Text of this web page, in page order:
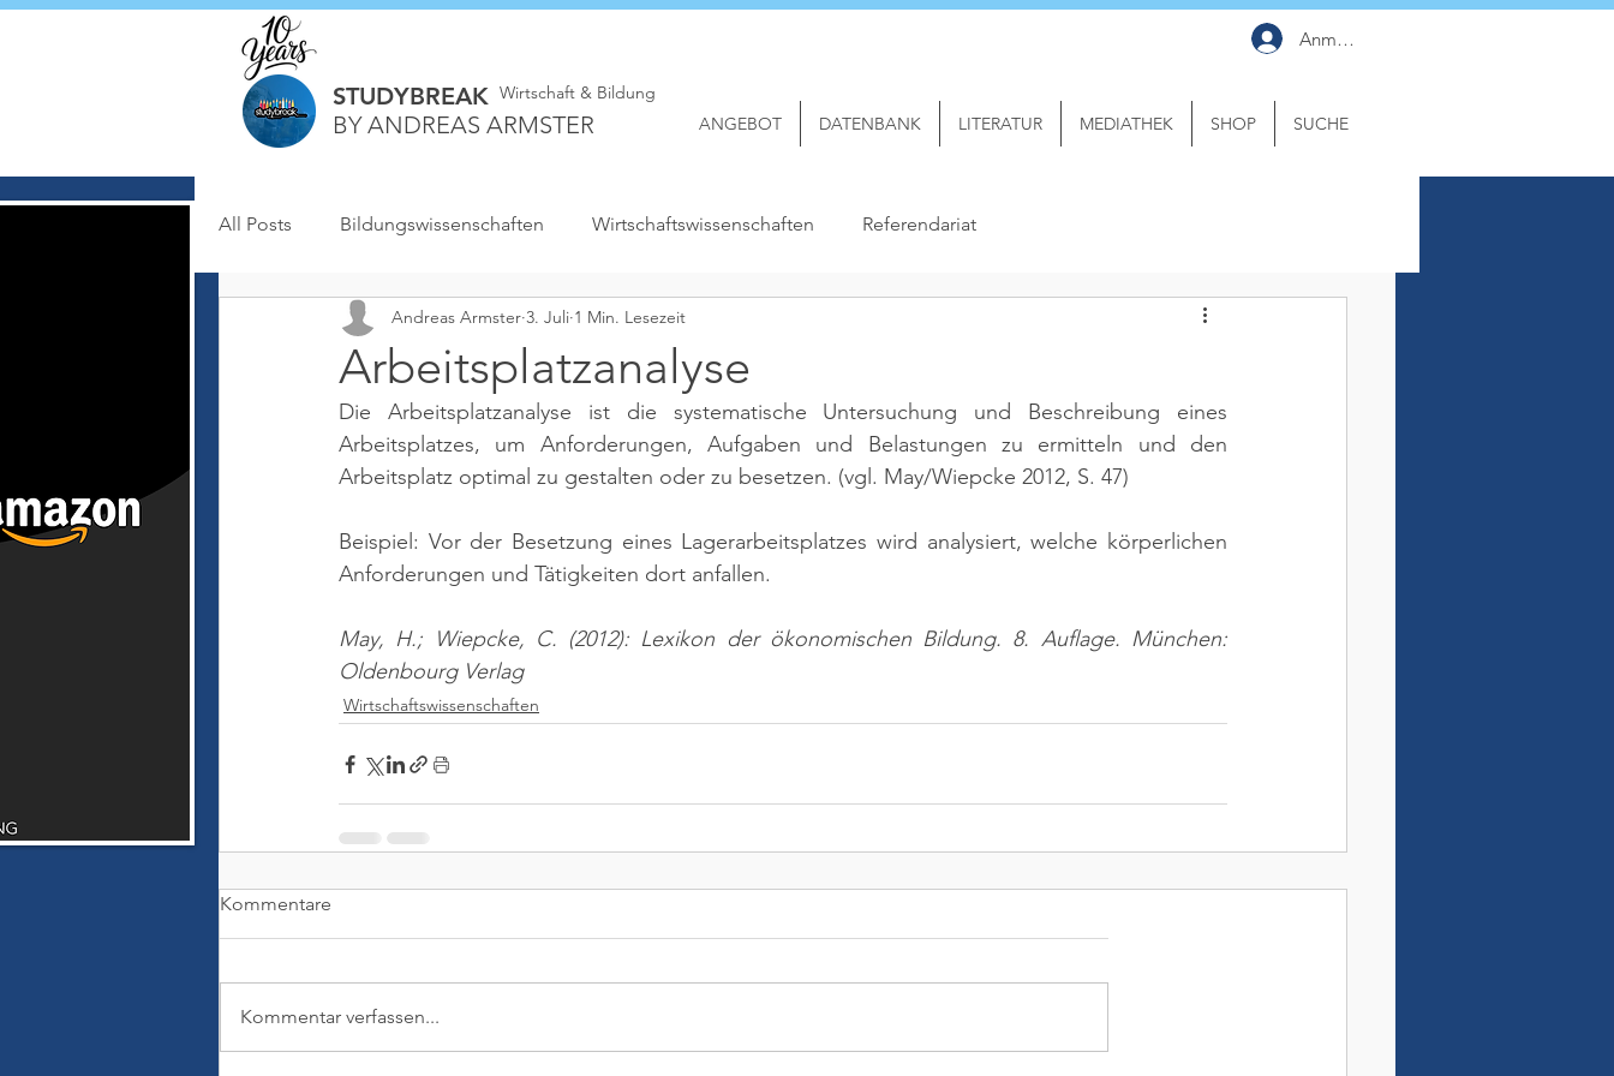
STUDYBREAK
BY ANDREAS ARMSTER
Wirtschaft & Bildung
Anmelden
ANGEBOT DATENBANK LITERATUR MEDIATHEK SHOP SUCHE
All Posts Bildungswissenschaften Wirtschaftswissenschaften Referendariat
Arbeitsplatzanalyse
Andreas Armster 3. Juli 1 Min. Lesezeit
Die Arbeitsplatzanalyse ist die systematische Untersuchung und Beschreibung eines
Arbeitsplatzes, um Anforderungen, Aufgaben und Belastungen zu ermitteln und den
Arbeitsplatz optimal zu gestalten oder zu besetzen. (vgl. May/Wiepcke 2012, S. 47)
Beispiel: Vor der Besetzung eines Lagerarbeitsplatzes wird analysiert, welche körperlichen
Anforderungen und Tätigkeiten dort anfallen.
May, H.; Wiepcke, C. (2012): Lexikon der ökonomischen Bildung. 8. Auflage. München:
Oldenbourg Verlag
Wirtschaftswissenschaften
Kommentare
Kommentar verfassen...